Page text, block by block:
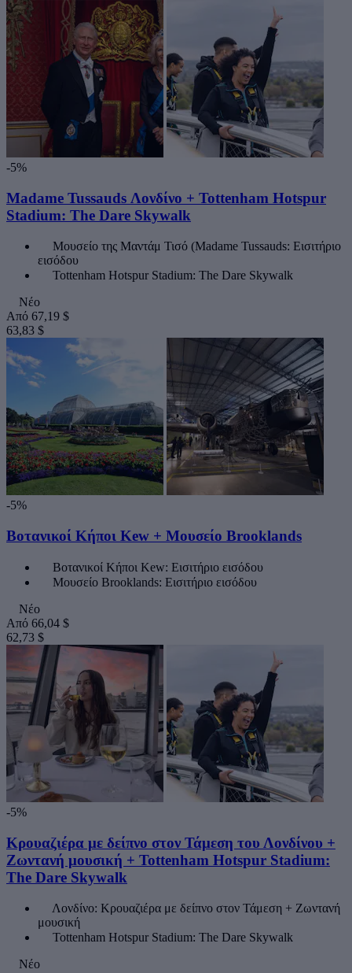
-5%
Madame Tussauds Λονδίνο + Tottenham Hotspur
Stadium: The Dare Skywalk
Μουσείο της Μαντάμ Τισό (Madame Tussauds: Εισιτήριο
εισόδου
Tottenham Hotspur Stadium: The Dare Skywalk
Νέο
Από 67,19 $
63,83 $
-5%
Βοτανικοί Κήποι Kew + Μουσείο Brooklands
Βοτανικοί Κήποι Kew: Εισιτήριο εισόδου
Μουσείο Brooklands: Εισιτήριο εισόδου
Νέο
Από 66,04 $
62,73 $
-5%
Κρουαζιέρα με δείπνο στον Τάμεση του Λονδίνου +
Ζωντανή μουσική + Tottenham Hotspur Stadium:
The Dare Skywalk
Λονδίνο: Κρουαζιέρα με δείπνο στον Τάμεση + Ζωντανή
μουσική
Tottenham Hotspur Stadium: The Dare Skywalk
Νέο